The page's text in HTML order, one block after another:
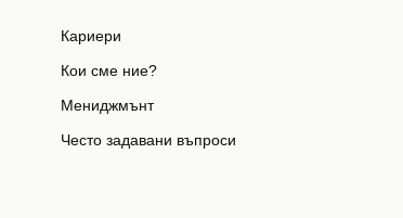
Кариери
Кои сме ние?
Мениджмънт
Често задавани въпроси